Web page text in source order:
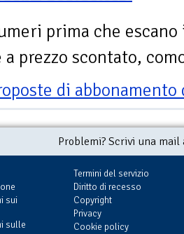
prima che escano
prezzo scontato,
di
Problemi? Scrivi una
sui
sulle
Termini del servizio
Diritto di recesso
Copyright
Privacy
Cookie policy